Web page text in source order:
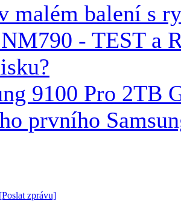
malém balení s
- TEST a
9100 Pro 2TB
prvního
[Poslat zprávu]